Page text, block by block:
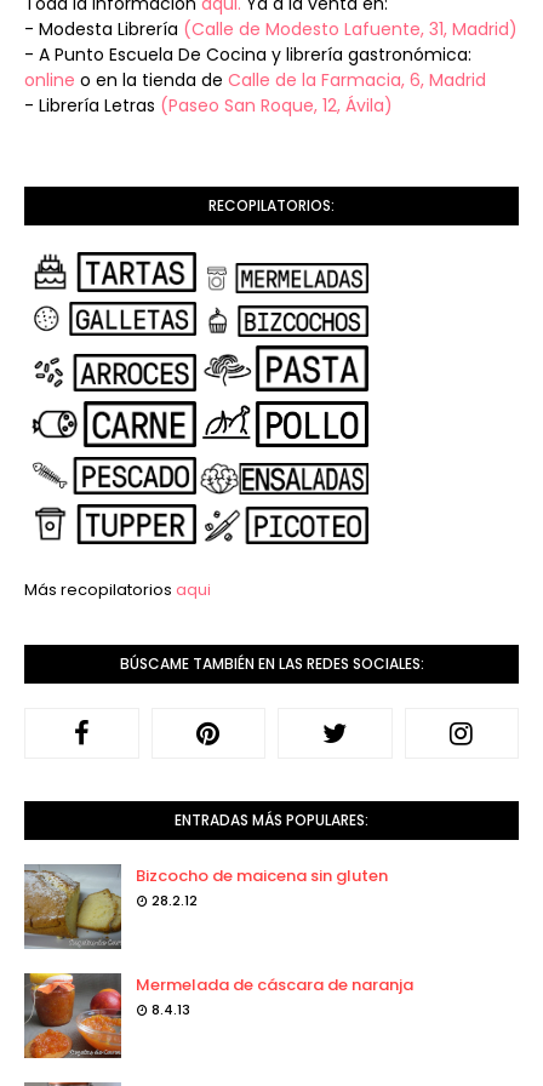
- Modesta Librería (Calle de Modesto Lafuente, 31, Madrid)
- A Punto Escuela De Cocina y librería gastronómica:
online o en la tienda de Calle de la Farmacia, 6, Madrid
- Librería Letras (Paseo San Roque, 12, Ávila)
RECOPILATORIOS:
Más recopilatorios aqui
BÚSCAME TAMBIÉN EN LAS REDES SOCIALES:
ENTRADAS MÁS POPULARES:
Bizcocho de maicena sin gluten
28.2.12
Mermelada de cáscara de naranja
8.4.13